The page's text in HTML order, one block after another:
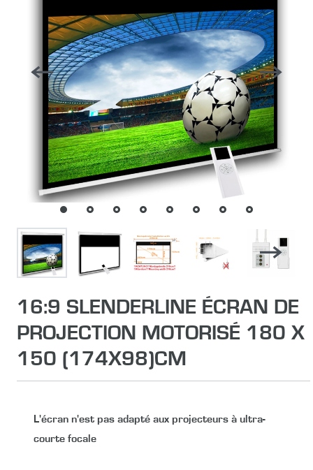
16:9 SLENDERLINE ÉCRAN DE
PROJECTION MOTORISÉ 180 X
150 (174X98)CM
L'écran n'est pas adapté aux projecteurs à ultra-
courte focale